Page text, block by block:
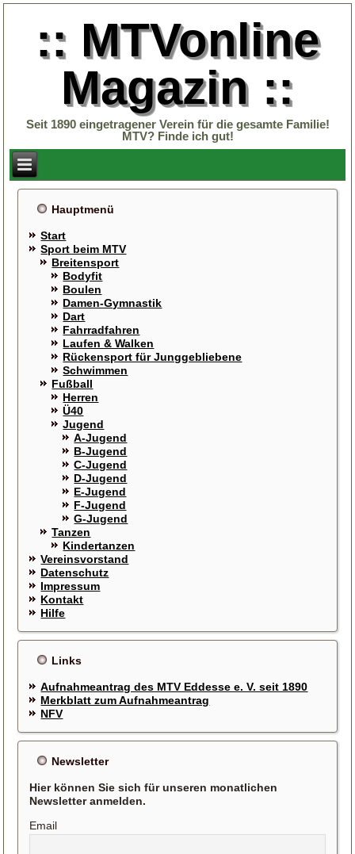
:: MTVonline
Magazin ::
Seit 1890 eingetragener Verein für die gesamte Familie!
MTV? Finde ich gut!
Hauptmenü
Start
Sport beim MTV
Breitensport
Bodyfit
Boulen
Damen-Gymnastik
Dart
Fahrradfahren
Laufen & Walken
Rückensport für Junggebliebene
Schwimmen
Fußball
Herren
Ü40
Jugend
A-Jugend
B-Jugend
C-Jugend
D-Jugend
E-Jugend
F-Jugend
G-Jugend
Tanzen
Kindertanzen
Vereinsvorstand
Datenschutz
Impressum
Kontakt
Hilfe
Links
Aufnahmeantrag des MTV Eddesse e. V. seit 1890
Merkblatt zum Aufnahmeantrag
NFV
Newsletter
Hier können Sie sich für unseren monatlichen
Newsletter anmelden.
Email